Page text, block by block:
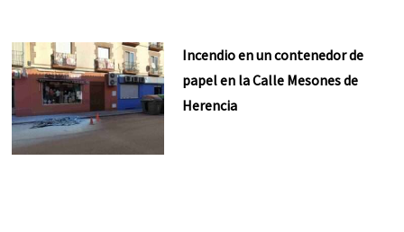
Incendio en un contenedor de
papel en la Calle Mesones de
Herencia